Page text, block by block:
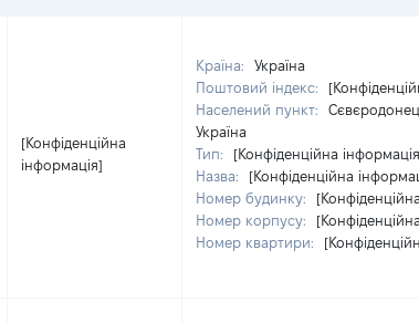
[Конфіденційна
інформація]
Країна:
Україна
Поштовий індекс:
Населений пункт:
Україна
Тип:
[Конфіденційна
Назва:
[Конфіденційна
Номер будинку:
Номер корпусу:
Номер квартири: